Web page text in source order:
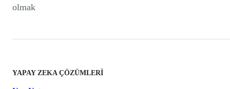
olmak
YAPAY ZEKA ÇÖZÜMLERI